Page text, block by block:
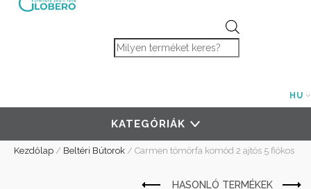
Products search
HU
KATEGÓRIÁK
Kezdőlap / Beltéri Bútorok / Carmen tömörfa komód 2 ajtós 5 fiókos